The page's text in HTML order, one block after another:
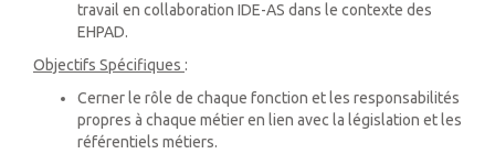
travail en collaboration IDE-AS dans le contexte des
EHPAD.
Objectifs Spécifiques :
Cerner le rôle de chaque fonction et les responsabilités
propres à chaque métier en lien avec la législation et les
référentiels métiers.